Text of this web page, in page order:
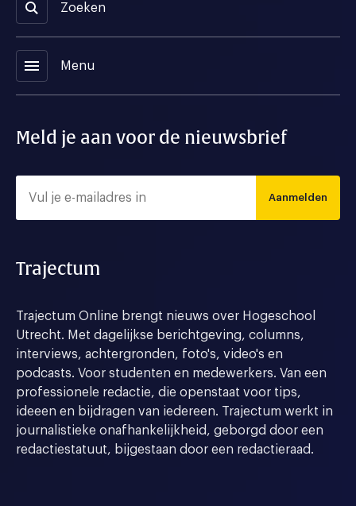
Zoeken
menu Menu
Meld je aan voor de nieuwsbrief
Aanmelden
Trajectum
Trajectum Online brengt nieuws over Hogeschool
Utrecht. Met dagelijkse berichtgeving, columns,
interviews, achtergronden, foto's, video's en
podcasts. Voor studenten en medewerkers. Van een
professionele redactie, die openstaat voor tips,
ideeen en bijdragen van iedereen. Trajectum werkt in
journalistieke onafhankelijkheid, geborgd door een
redactiestatuut, bijgestaan door een redactieraad.